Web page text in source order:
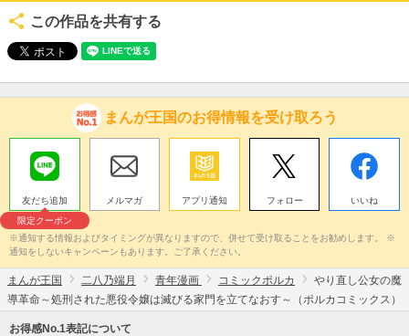
この作品を共有する
まんが王国のお得情報を受け取ろう
友だち追加
限定クーポン
メルマガ アプリ通知 フォロー いいね
※通知する情報およびタイミングが異なりますので、併せて受け取ることをお勧めします。 ※
通知をしないキャンペーンもあります。ご了承ください。
まんが王国 二八乃端月 青年漫画 コミックポルカ
やり直し公女の魔
導革命～処刑された悪役令嬢は滅びる家門を立てなおす～（ポルカコミックス）
お得感No.1表記について